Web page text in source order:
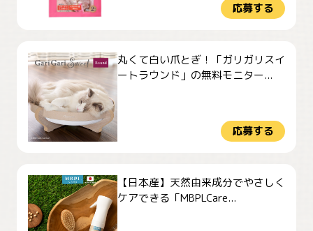
応募する
丸くて白い爪とぎ！「ガリガリスイ
ートラウンド」の無料モニター...
応募する
【日本産】天然由来成分でやさしく
ケアできる「MBPLCare...